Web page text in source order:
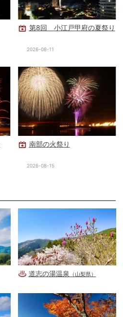
第8回 小江戸甲府の夏祭り
2026-08-11
南部の火祭り
2026-08-15
道志の湯温泉 （山梨県）